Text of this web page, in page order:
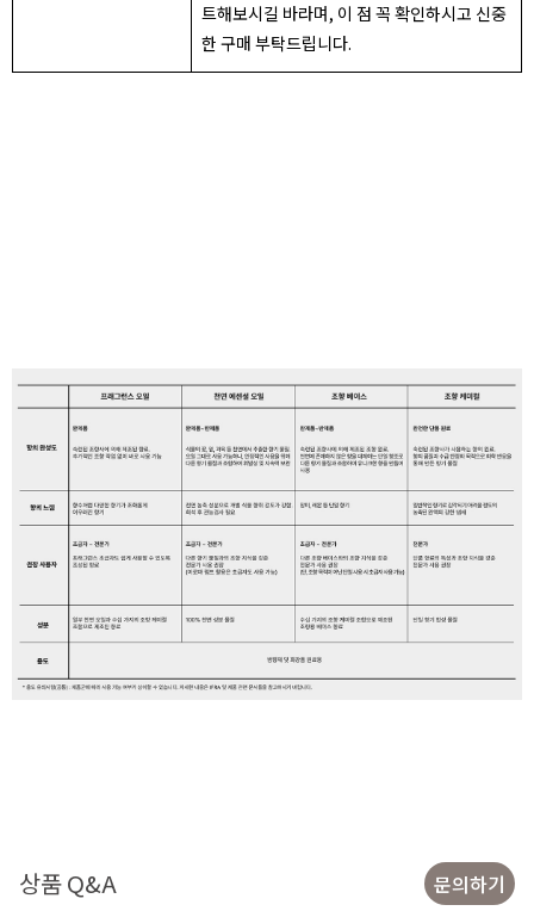
트해보시길 바라며, 이 점 꼭 확인하시고 신중
한 구매 부탁드립니다.
상품 Q&A
문의하기